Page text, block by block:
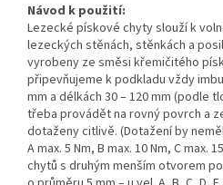
Návod k použití:
Lezecké pískové chyty slouží k
lezeckých stěnách, stěnkách a
vyrobeny ze směsi křemičitého
připevňujeme k podkladu vždy
mm a délkách 30 – 120 mm (podle
třeba provádět na rovný povrch a
dotaženy citlivě. (Dotažení by
A max. 5 Nm, B max. 10 Nm, C max.
chytů s druhým menším otvorem